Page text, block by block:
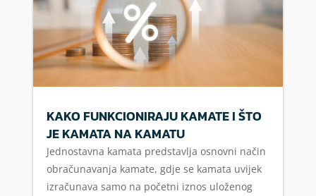
KAKO FUNKCIONIRAJU KAMATE I ŠTO
JE KAMATA NA KAMATU
Jednostavna kamata predstavlja osnovni način
obračunavanja kamate, gdje se kamata uvijek
izračunava samo na početni iznos uloženog